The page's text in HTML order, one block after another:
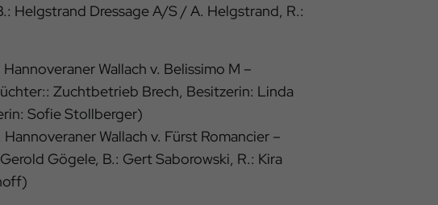
Helgstrand Dressage A/S / A. Helgstrand, R.:
Hannoveraner Wallach v. Belissimo M –
Zuchtbetrieb Brech, Besitzerin: Linda
Sofie Stollberger)
Hannoveraner Wallach v. Fürst Romancier –
Gögele, B.: Gert Saborowski, R.: Kira